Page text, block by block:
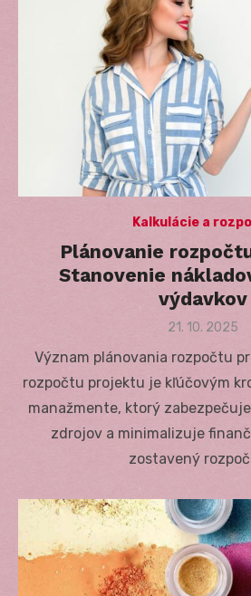
Kalkulácie a
Plánovanie
Stanovenie
výdavkov
Posted
21. 10. 2025
Význam plánovania rozpočtu
rozpočtu projektu je kľúčovým
manažmente, ktorý
zdrojov a minimalizuje
zostavený